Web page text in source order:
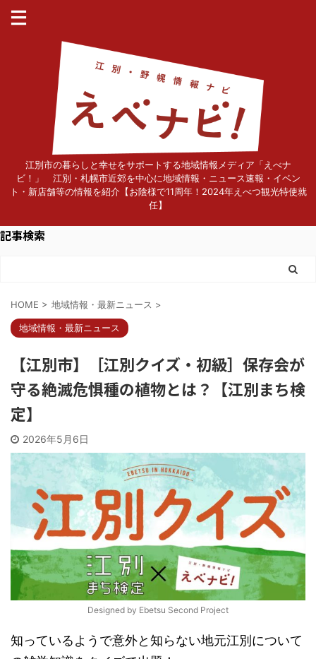
江別市の暮らしと幸せをサポートする地域情報メディア「えべナ
ビ！」 江別・札幌市近郊を中心に地域情報・ニュース速報・イベン
ト・新店舗等の情報を紹介【お陰様で11周年！2024年えべつ観光特使就
任】
記事検索
HOME > 地域情報・最新ニュース >
地域情報・最新ニュース
【江別市】［江別クイズ・初級］保存会が
守る絶滅危惧種の植物とは？【江別まち検
定】
2026年5月6日
Designed by Ebetsu Second Project
知っているようで意外と知らない地元江別について